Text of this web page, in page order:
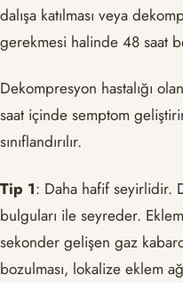
dalışa katılması veya
gerekmesi halinde 48 saat
Dekompresyon hastalığı
saat içinde semptom
sınıflandırılır.
Tip 1: Daha hafif seyirlidir.
bulguları ile seyreder.
sekonder gelişen gaz
bozulması, lokalize eklem